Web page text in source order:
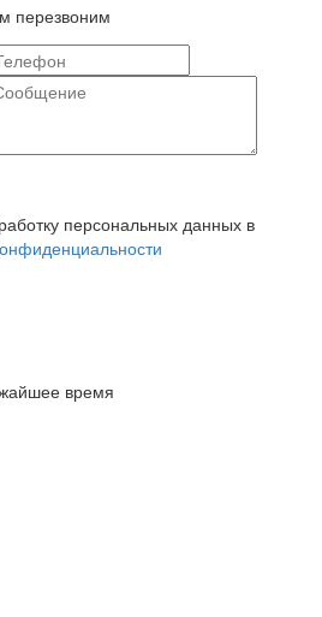
перезвоним
персональных данных в
время